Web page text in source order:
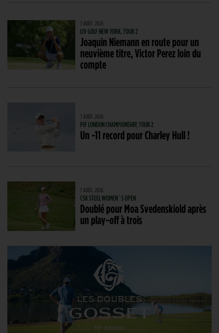
7 AOÛT. 2026
LIV GOLF NEW YORK, TOUR 2
Joaquin Niemann en route pour un
neuvième titre, Victor Perez loin du
compte
7 AOÛT. 2026
PIF LONDON CHAMPIONSHIP, TOUR 2
Un -11 record pour Charley Hull !
7 AOÛT. 2026
CSK STEEL WOMEN´S OPEN
Doublé pour Moa Svedenskiold après
un play-off à trois